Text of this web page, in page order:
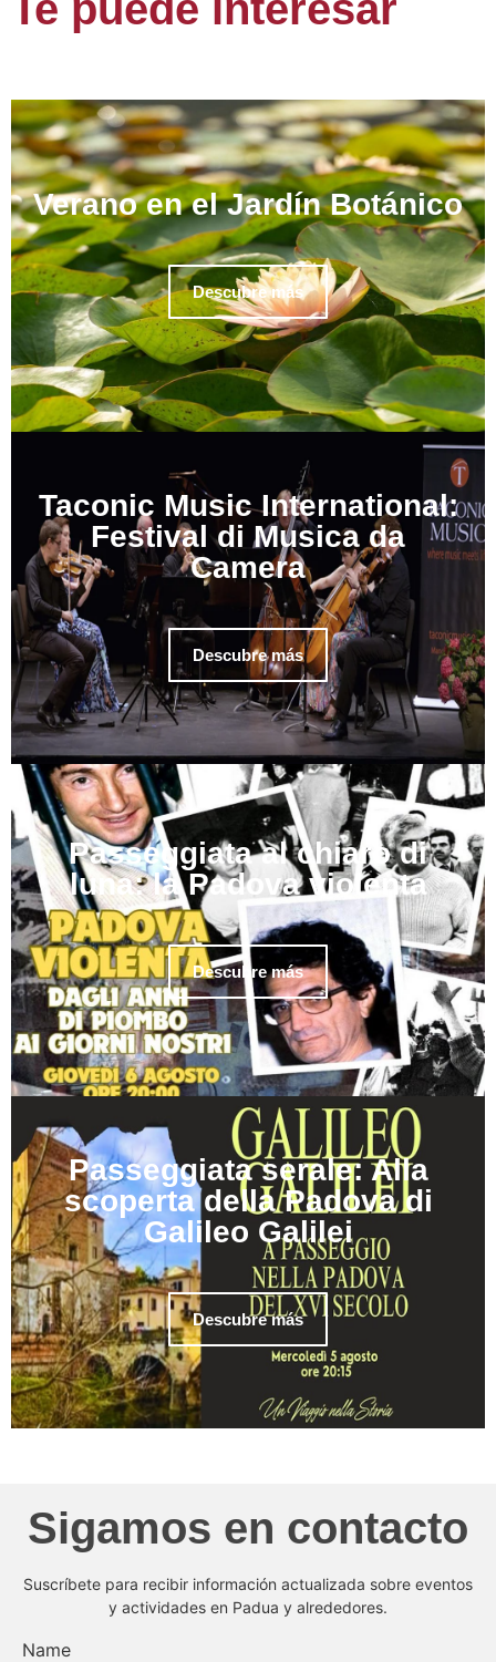
Verano en el Jardín Botánico
Descubre más
Taconic Music International:
Festival di Musica da
Camera
Descubre más
Passeggiata al chiaro di
luna: la Padova violenta
Descubre más
Passeggiata serale: Alla
scoperta della Padova di
Galileo Galilei
Descubre más
Sigamos en contacto
Suscríbete para recibir información actualizada sobre eventos
y actividades en Padua y alrededores.
Name